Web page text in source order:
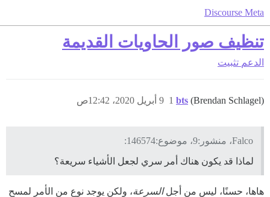
Discourse Meta
تنظيف صور الحاويات القديمة
الدعم تثبيت
bts (Brendan Schlagel) 9 أبريل 2020، 12:42ص 1
Falco، منشور:9، موضوع:146574:
لماذا قد يكون هناك أمر سري لجعل الأشياء سريعة؟
هاها، حسنًا، ليس من أجلالسرعة، ولكن يوجد نوع من الأمر لمسح